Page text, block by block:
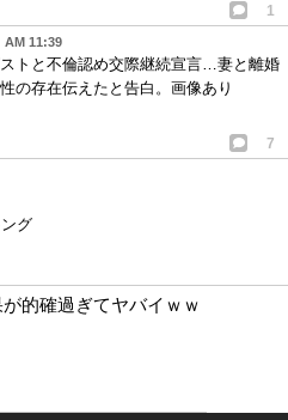
1
AM 11:39
トと不倫認め交際継続宣言…妻と離婚
の存在伝えたと告白。画像あり
7
グ
的確過ぎてヤバイｗｗ